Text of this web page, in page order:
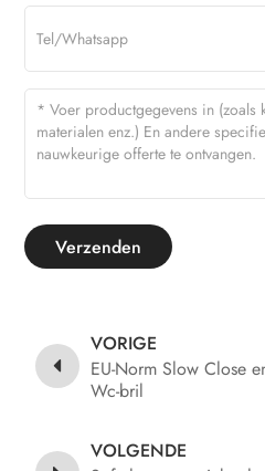
Verzenden
VORIGE
EU-Norm Slow Close
Wc-bril
VOLGENDE